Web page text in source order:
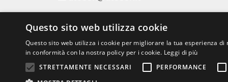
dell'Abbigliamento
Questo sito web utilizza cookie
Questo sito web utilizza i cookie per migliorare la tua esperienza
in conformità con la nostra policy per i cookie. Leggi di più
STRETTAMENTE NECESSARI
PERFORMANCE